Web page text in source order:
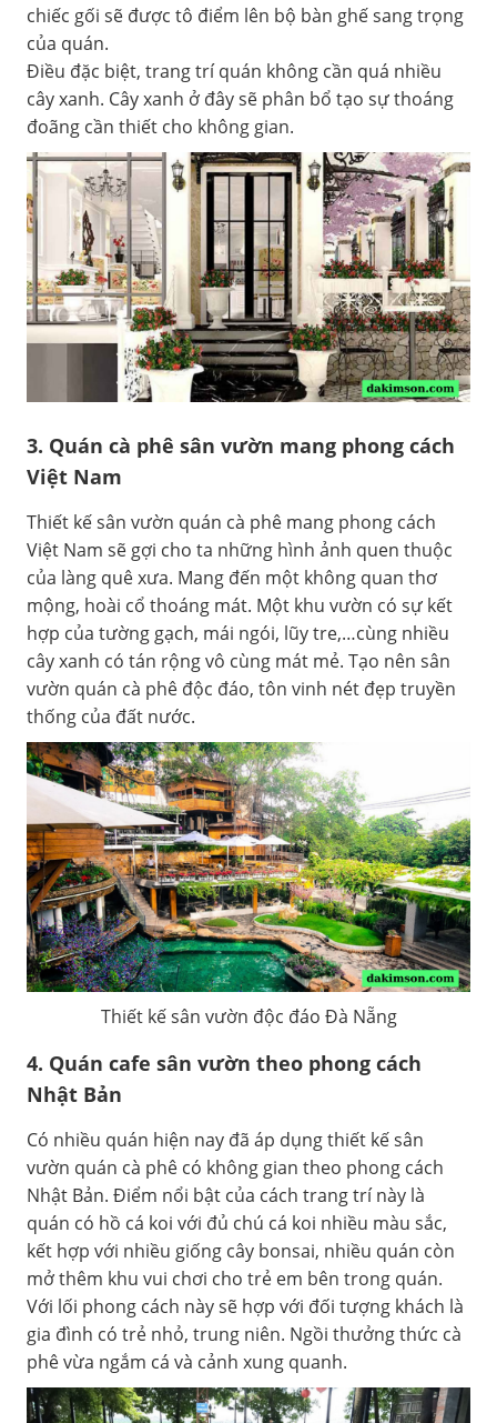
chiếc gối sẽ được tô điểm lên bộ bàn ghế sang trọng
của quán.
Điều đặc biệt, trang trí quán không cần quá nhiều
cây xanh. Cây xanh ở đây sẽ phân bổ tạo sự thoáng
đoãng cần thiết cho không gian.
3. Quán cà phê sân vườn mang phong cách
Việt Nam
Thiết kế sân vườn quán cà phê mang phong cách
Việt Nam sẽ gợi cho ta những hình ảnh quen thuộc
của làng quê xưa. Mang đến một không quan thơ
mộng, hoài cổ thoáng mát. Một khu vườn có sự kết
hợp của tường gạch, mái ngói, lũy tre,…cùng nhiều
cây xanh có tán rộng vô cùng mát mẻ. Tạo nên sân
vườn quán cà phê độc đáo, tôn vinh nét đẹp truyền
thống của đất nước.
Thiết kế sân vườn độc đáo Đà Nẵng
4. Quán cafe sân vườn theo phong cách
Nhật Bản
Có nhiều quán hiện nay đã áp dụng thiết kế sân
vườn quán cà phê có không gian theo phong cách
Nhật Bản. Điểm nổi bật của cách trang trí này là
quán có hồ cá koi với đủ chú cá koi nhiều màu sắc,
kết hợp với nhiều giống cây bonsai, nhiều quán còn
mở thêm khu vui chơi cho trẻ em bên trong quán.
Với lối phong cách này sẽ hợp với đối tượng khách là
gia đình có trẻ nhỏ, trung niên. Ngồi thưởng thức cà
phê vừa ngắm cá và cảnh xung quanh.